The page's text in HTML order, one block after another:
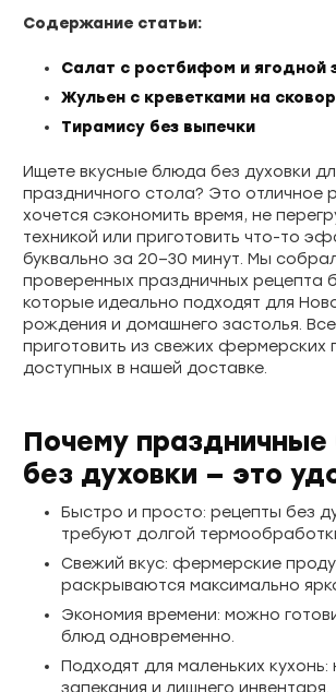
Содержание статьи:
Салат с ростбифом и ягодной
Жульен с креветками на
Тирамису без выпечки
Ищете вкусные блюда без духовки
праздничного стола? Это отличное
хочется сэкономить время, не
техникой или приготовить что-то
буквально за 20–30 минут. Мы
проверенных праздничных рецепта
которые идеально подходят для
рождения и домашнего застолья.
приготовить из свежих фермерских
доступных в нашей доставке.
Почему
без духовки — это
Быстро и просто: рецепты без
требуют долгой
Свежий вкус: фермерские
раскрываются максимально
Экономия времени: можно
блюд одновременно.
Подходят для маленьких кухонь:
запекания и лишнего инвентаря.